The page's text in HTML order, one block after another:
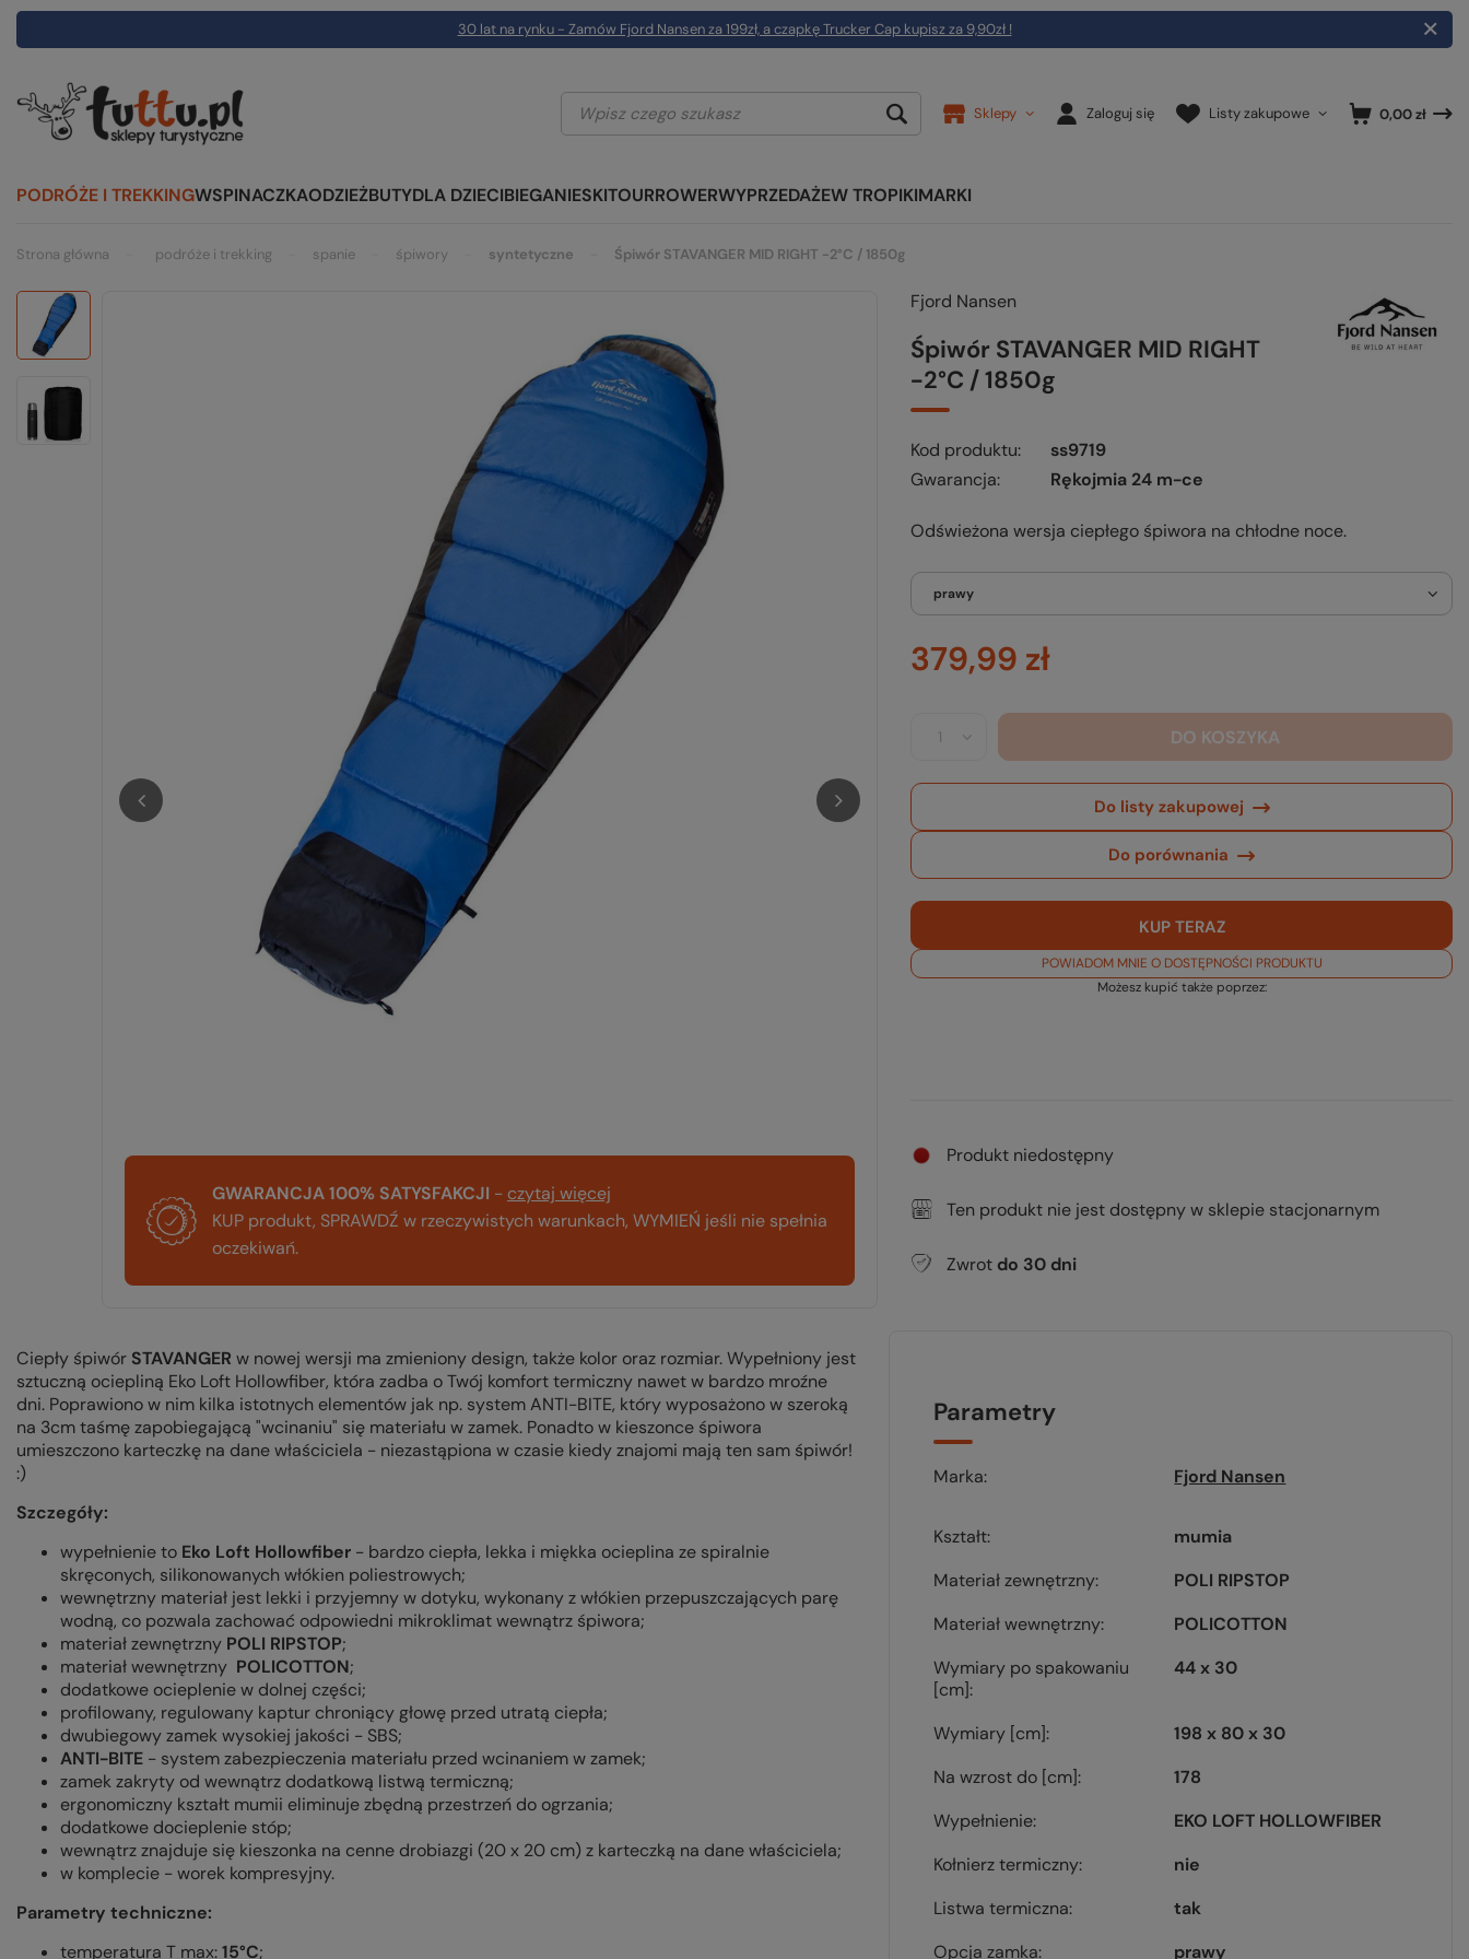
30 lat na rynku - Zamów Fjord Nansen za 199zł, a czapkę Trucker Cap kupisz za 9,90zł !
Sklepy Zaloguj się Listy zakupowe 0,00 zł
PODRÓŻE I TREKKINGWSPINACZKAODZIEŻBUTYDLA DZIECIBIEGANIESKITOURROWERWYPRZEDAŻEW TROPIKIMARKI
Strona główna podróże i trekking spanie śpiwory syntetyczne Śpiwór STAVANGER MID RIGHT -2°C / 1850g
GWARANCJA 100% SATYSFAKCJI - czytaj więcej
KUP produkt, SPRAWDŹ w rzeczywistych warunkach, WYMIEŃ jeśli nie spełnia
oczekiwań.
Fjord Nansen
Śpiwór STAVANGER MID RIGHT
-2°C / 1850g
Kod produktu
ss9719
Gwarancja
Rękojmia 24 m-ce
Odświeżona wersja ciepłego śpiwora na chłodne noce.
prawy
379,99 zł
DO KOSZYKA
Do listy zakupowej
Do porównania
KUP TERAZ
POWIADOM MNIE O DOSTĘPNOŚCI PRODUKTU
Możesz kupić także poprzez:
Produkt niedostępny
Ten produkt nie jest dostępny w sklepie stacjonarnym
Zwrot do 30 dni
Ciepły śpiwór STAVANGER w nowej wersji ma zmieniony design, także kolor oraz rozmiar. Wypełniony jest
sztuczną ociepliną Eko Loft Hollowfiber, która zadba o Twój komfort termiczny nawet w bardzo mroźne
dni. Poprawiono w nim kilka istotnych elementów jak np. system ANTI-BITE, który wyposażono w szeroką
na 3cm taśmę zapobiegającą "wcinaniu" się materiału w zamek. Ponadto w kieszonce śpiwora
umieszczono karteczkę na dane właściciela - niezastąpiona w czasie kiedy znajomi mają ten sam śpiwór!
:)
Szczegóły:
wypełnienie to Eko Loft Hollowfiber - bardzo ciepła, lekka i miękka ocieplina ze spiralnie
skręconych, silikonowanych włókien poliestrowych;
wewnętrzny materiał jest lekki i przyjemny w dotyku, wykonany z włókien przepuszczających parę
wodną, co pozwala zachować odpowiedni mikroklimat wewnątrz śpiwora;
materiał zewnętrzny POLI RIPSTOP;
materiał wewnętrzny POLICOTTON;
dodatkowe ocieplenie w dolnej części;
profilowany, regulowany kaptur chroniący głowę przed utratą ciepła;
dwubiegowy zamek wysokiej jakości - SBS;
ANTI-BITE - system zabezpieczenia materiału przed wcinaniem w zamek;
zamek zakryty od wewnątrz dodatkową listwą termiczną;
ergonomiczny kształt mumii eliminuje zbędną przestrzeń do ogrzania;
dodatkowe docieplenie stóp;
wewnątrz znajduje się kieszonka na cenne drobiazgi (20 x 20 cm) z karteczką na dane właściciela;
w komplecie - worek kompresyjny.
Parametry techniczne:
temperatura T max:15°C;
Parametry
Marka Fjord Nansen
Kształt
mumia
Materiał zewnętrzny
POLI RIPSTOP
Materiał wewnętrzny
POLICOTTON
Wymiary po spakowaniu
[cm]
44 x 30
Wymiary [cm]
198 x 80 x 30
Na wzrost do [cm]
178
Wypełnienie
EKO LOFT HOLLOWFIBER
Kołnierz termiczny
nie
Listwa termiczna
tak
Opcja zamka
prawy